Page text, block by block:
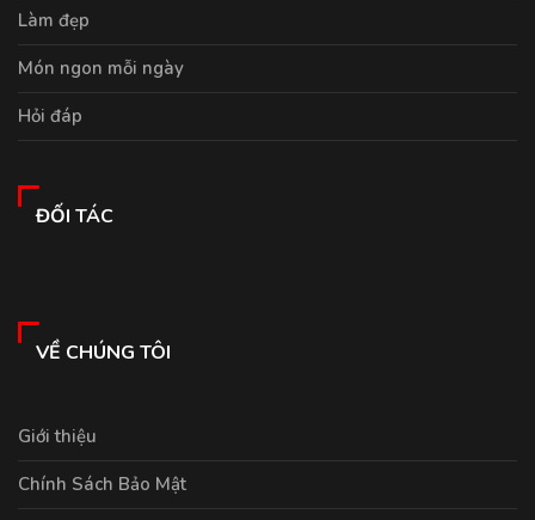
Làm đẹp
Món ngon mỗi ngày
Hỏi đáp
ĐỐI TÁC
VỀ CHÚNG TÔI
Giới thiệu
Chính Sách Bảo Mật